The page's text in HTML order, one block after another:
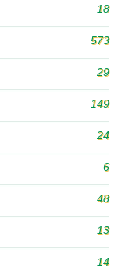
18
573
29
149
24
6
48
13
14